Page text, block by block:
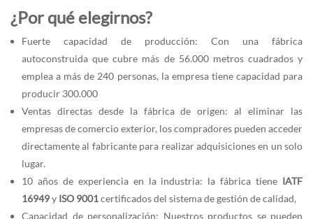
¿Por qué elegirnos?
Fuerte capacidad de producción: Con una fábrica
autoconstruida que cubre más de 56.000 metros cuadrados y
emplea a más de 240 personas, la empresa tiene capacidad para
producir 300.000
Ventas directas desde la fábrica de origen: al eliminar las
empresas de comercio exterior, los compradores pueden acceder
directamente al fabricante para realizar adquisiciones en un solo
lugar.
10 años de experiencia en la industria: la fábrica tiene IATF
16949y ISO 9001certificados del sistema de gestión de calidad,
Capacidad de personalización: Nuestros productos se pueden